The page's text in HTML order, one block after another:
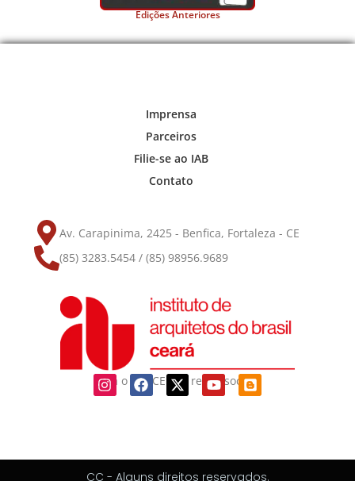
Edições Anteriores
Siga o IAB-CE nas redes sociais
Imprensa
Parceiros
Filie-se ao IAB
Contato
Av. Carapinima, 2425 - Benfica, Fortaleza - CE
(85) 3283.5454 / (85) 98956.9689
CC - Alguns direitos reservados.